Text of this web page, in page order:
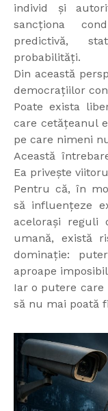
individ și
sancționa
predictivă,
probabilități.
Din această
democrațiilor
Poate exista
care cetățeanul
pe care nimeni
Această
Ea privește
Pentru că, în
să influențeze
acelorași reguli
umană, există
dominație:
aproape
Iar o putere
să nu mai poată